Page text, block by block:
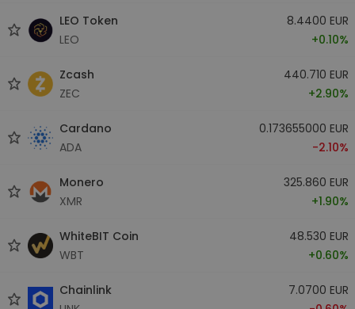
LEO Token
LEO
8.4400 EUR
+0.10%
Zcash
ZEC
440.710 EUR
+2.90%
Cardano
ADA
0.173655000 EUR
-2.10%
Monero
XMR
325.860 EUR
+1.90%
WhiteBIT Coin
WBT
48.530 EUR
+0.60%
Chainlink
7.0700 EUR